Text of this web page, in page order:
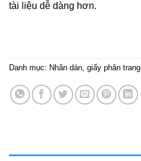
tài liệu dễ dàng hơn.
Danh mục: Nhãn dán, giấy phân trang